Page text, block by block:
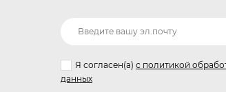
Я согласен(a) с политикой
данных